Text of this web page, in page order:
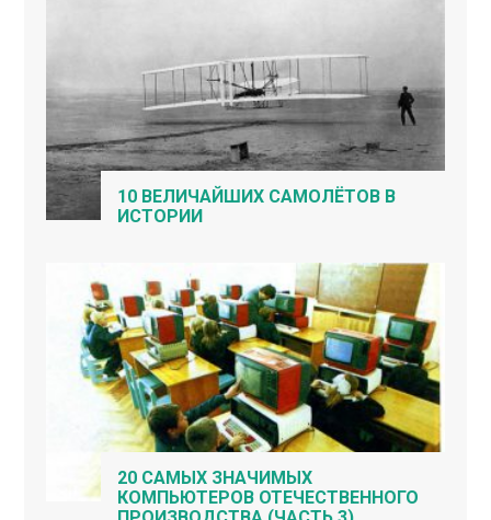
10 ВЕЛИЧАЙШИХ САМОЛЁТОВ В
ИСТОРИИ
20 САМЫХ ЗНАЧИМЫХ
КОМПЬЮТЕРОВ ОТЕЧЕСТВЕННОГО